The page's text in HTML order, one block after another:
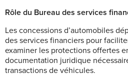
Rôle du Bureau des services
Les concessions d’automobiles
des services financiers pour
examiner les protections offertes
documentation juridique
transactions de véhicules.